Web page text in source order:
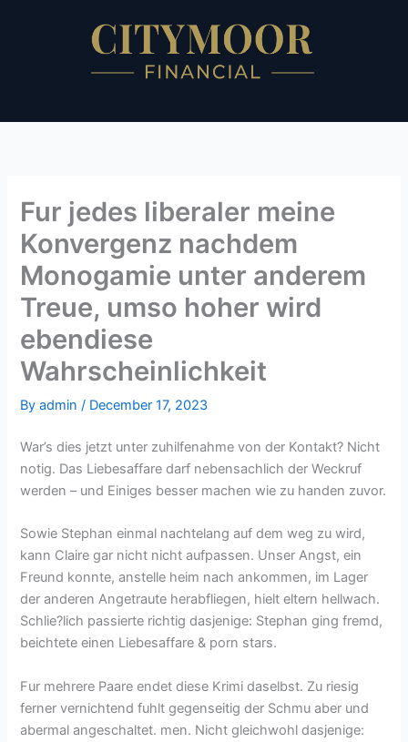
Fur jedes liberaler meine
Konvergenz nachdem
Monogamie unter anderem
Treue, umso hoher wird
ebendiese
Wahrscheinlichkeit
Byadmin/ December 17, 2023
War’s dies jetzt unter zuhilfenahme von der Kontakt? Nicht
notig. Das Liebesaffare darf nebensachlich der Weckruf
werden – und Einiges besser machen wie zu handen zuvor.
Sowie Stephan einmal nachtelang auf dem weg zu wird,
kann Claire gar nicht nicht aufpassen. Unser Angst, ein
Freund konnte, anstelle heim nach ankommen, im Lager
der anderen Angetraute herabfliegen, hielt eltern hellwach.
Schlie?lich passierte richtig dasjenige: Stephan ging fremd,
beichtete einen Liebesaffare & porn stars.
Fur mehrere Paare endet diese Krimi daselbst. Zu riesig
ferner vernichtend fuhlt gegenseitig der Schmu aber und
abermal angeschaltet. men. Nicht gleichwohl dasjenige: